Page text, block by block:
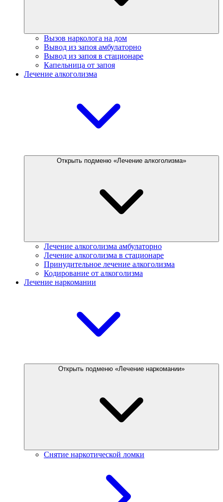
Вызов нарколога на дом
Вывод из запоя амбулаторно
Вывод из запоя в стационаре
Капельница от запоя
Лечение алкоголизма
Открыть подменю «Лечение алкоголизма»
Лечение алкоголизма амбулаторно
Лечение алкоголизма в стационаре
Принудительное лечение алкоголизма
Кодирование от алкоголизма
Лечение наркомании
Открыть подменю «Лечение наркомании»
Снятие наркотической ломки